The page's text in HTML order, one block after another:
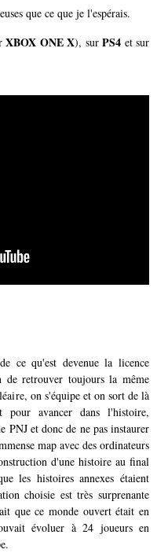
que ce que je l'espérais.
XBOX ONE X), surPS4 et sur
ce qu'est devenue la licence
retrouver toujours la même
on s'équipe et on sort de là
avancer dans l'histoire,
PNJ et donc de ne pas instaurer
map avec des ordinateurs
d'une histoire au final
les histoires annexes étaient
choisie est très surprenante
que ce monde ouvert était en
évoluer à 24 joueurs en